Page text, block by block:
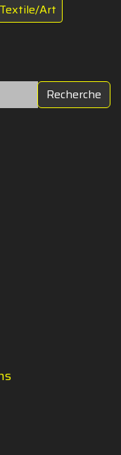
Art
Recherche